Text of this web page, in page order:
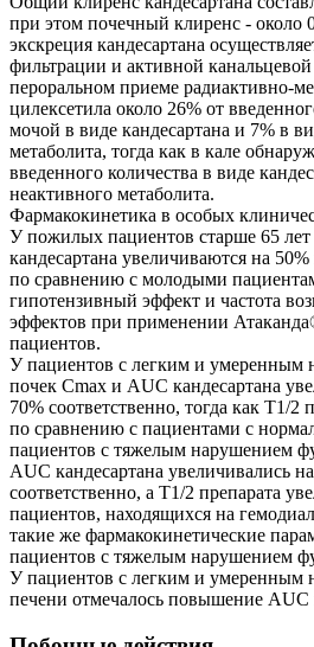
при этом почечный клиренс - около
экскреция кандесартана
фильтрации и активной
пероральном приеме радиактивно-
цилексетила около 26% от
мочой в виде кандесартана и 7% в
метаболита, тогда как в кале
введенного количества в виде
неактивного метаболита.
Фармакокинетика в особых
У пожилых пациентов старше 65
кандесартана увеличиваются на
по сравнению с молодыми
гипотензивный эффект и частота
эффектов при применении
пациентов.
У пациентов с легким и умеренным
почек Cmax и AUС кандесартана
70% соответственно, тогда как T1/2
по сравнению с пациентами с
пациентов с тяжелым нарушением
AUС кандесартана увеличивались
соответственно, а T1/2 препарата
пациентов, находящихся на
такие же фармакокинетические
пациентов с тяжелым нарушением
У пациентов с легким и умеренным
печени отмечалось повышение AUC